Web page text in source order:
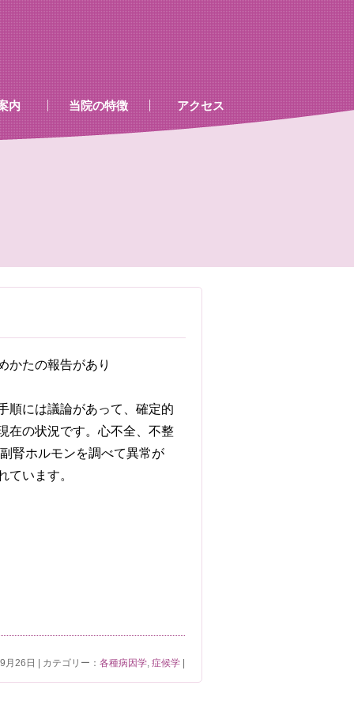
内
処置室
ン室心電図
当院の特徴
検査及び病名一覧
アクセス
かたの報告があり
順には議論があって、確定的
在の状況です。心不全、不整
腎ホルモンを調べて異常が
ています。
月26日 | カテゴリー：各種病因学,症候学